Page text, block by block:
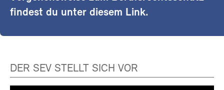
findest du unter diesem Link.
DER SEV STELLT SICH VOR